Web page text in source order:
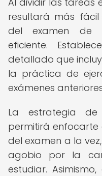
resultará más
del examen de
eficiente.
detallado que
la práctica de
exámenes
La estrategia
permitirá
del examen a la
agobio por la
estudiar.